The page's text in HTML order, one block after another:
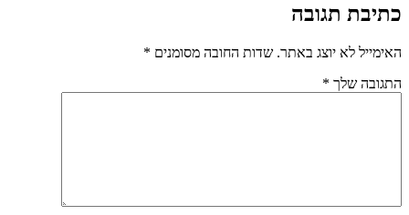
כתיבת תגובה
האימייל לא יוצג באתר. שדות החובה מסומנים *
התגובה שלך *